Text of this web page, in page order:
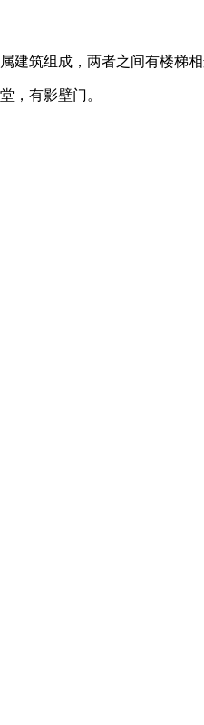
建筑组成，两者之间有楼梯
，有影壁门。